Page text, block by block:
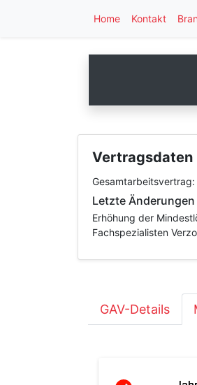
Home Kontakt
Vertragsdaten
Gesamtarbeitsvertrag:
Letzte Änderungen
Erhöhung der
Fachspezialisten
GAV-Details